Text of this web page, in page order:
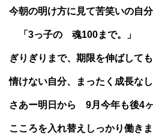
今朝の明け方に見て苦笑いの自分
「3っ子の 魂100まで。」
ぎりぎりまで、期限を伸ばして
情けない自分、まったく成長なし
さあー明日から 9月今年も後4ヶ
こころを入れ替えしっかり働きま